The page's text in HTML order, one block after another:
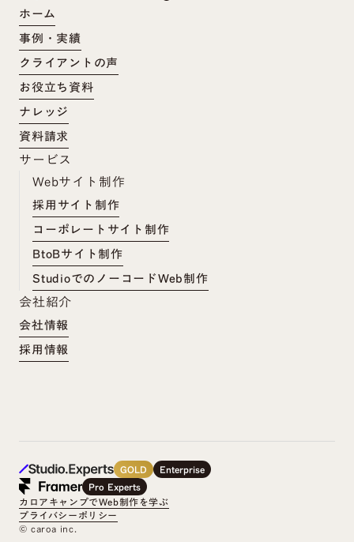
ホーム
事例・実績
クライアントの声
お役立ち資料
ナレッジ
資料請求
サービス
Webサイト制作
採用サイト制作
コーポレートサイト制作
BtoBサイト制作
StudioでのノーコードWeb制作
会社紹介
会社情報
採用情報
GOLD
Enterprise
Pro Experts
カロアキャンプでWeb制作を学ぶ
プライバシーポリシー
©︎ caroa inc.